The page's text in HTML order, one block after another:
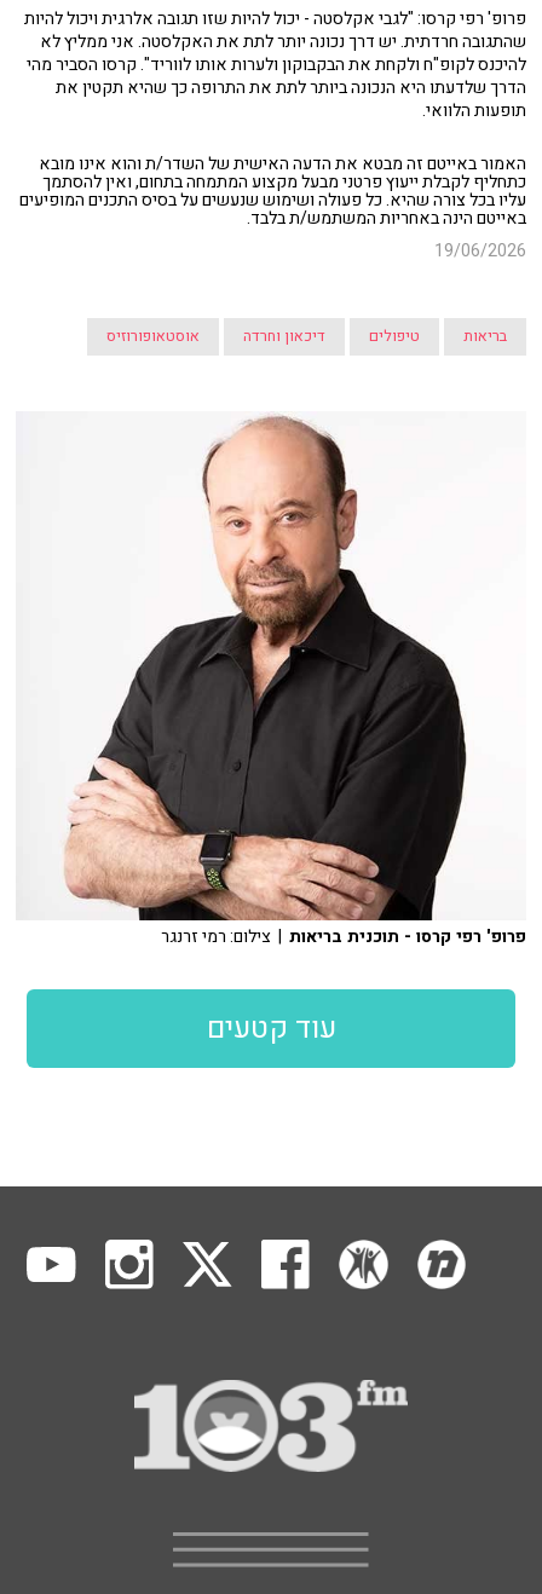
פרופ' רפי קרסו: "לגבי אקלסטה - יכול להיות שזו תגובה אלרגית ויכול להיות
שהתגובה חרדתית. יש דרך נכונה יותר לתת את האקלסטה. אני ממליץ לא
להיכנס לקופ"ח ולקחת את הבקבוקון ולערות אותו לווריד". קרסו הסביר מהי
הדרך שלדעתו היא הנכונה ביותר לתת את התרופה כך שהיא תקטין את
תופעות הלוואי.
האמור באייטם זה מבטא את הדעה האישית של השדר/ת והוא אינו מובא
כתחליף לקבלת ייעוץ פרטני מבעל מקצוע המתמחה בתחום, ואין להסתמך
עליו בכל צורה שהיא. כל פעולה ושימוש שנעשים על בסיס התכנים המופיעים
באייטם הינה באחריות המשתמש/ת בלבד.
19/06/2026
בריאות טיפולים דיכאון וחרדה אוסטאופורוזיס
פרופ' רפי קרסו - תוכנית בריאות | צילום: רמי זרנגר
עוד קטעים